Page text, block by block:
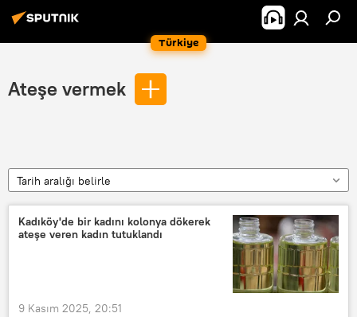
Türkiye
Ateşe vermek
Tarih aralığı belirle
Kadıköy'de bir kadını kolonya dökerek
ateşe veren kadın tutuklandı
9 Kasım 2025, 20:51